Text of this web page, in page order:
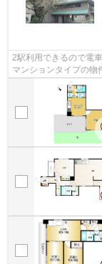
2駅利用できるので電
マンションタイプの物
可能です。横浜市西区